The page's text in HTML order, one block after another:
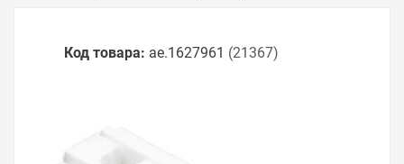
Код товара: ae.1627961 (21367)